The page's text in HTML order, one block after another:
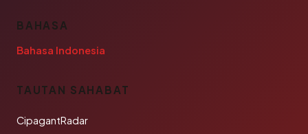
BAHASA
Bahasa Indonesia
TAUTAN SAHABAT
CipagantRadar